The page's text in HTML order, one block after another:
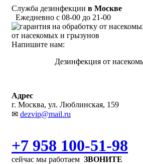
Служба дезинфекции в Москве
Ежедневно с 08-00 до 21-00
от насекомых и грызунов
Напишите нам:
Дезинфекция от
Адрес
г. Москва, ул. Люблинская, 159
✉ dezvip@mail.ru
+7 958 100-51-98
сейчас мы работаем ЗВОНИТЕ